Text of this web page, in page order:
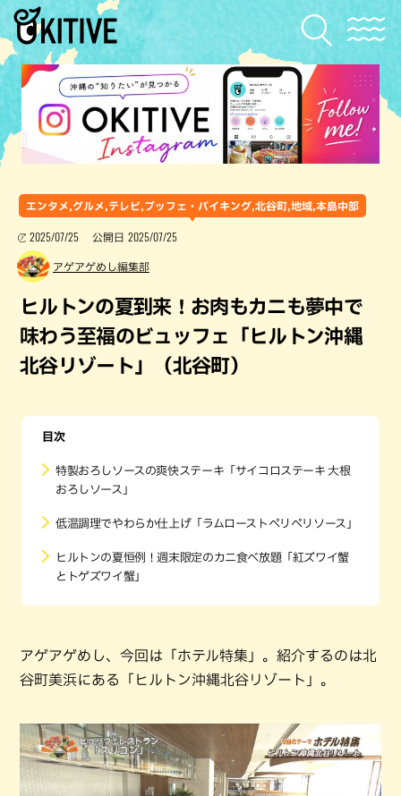
エンタメ,グルメ,テレビ,ブッフェ・バイキング,北谷町,地域,本島中部
2025/07/25 公開日 2025/07/25
アゲアゲめし編集部
ヒルトンの夏到来！お肉もカニも夢中で
味わう至福のビュッフェ「ヒルトン沖縄
北谷リゾート」（北谷町）
目次
特製おろしソースの爽快ステーキ「サイコロステーキ 大根
おろしソース」
低温調理でやわらか仕上げ「ラムローストペリペリソース」
ヒルトンの夏恒例！週末限定のカニ食べ放題「紅ズワイ蟹
とトゲズワイ蟹」
アゲアゲめし、今回は「ホテル特集」。紹介するのは北
谷町美浜にある「ヒルトン沖縄北谷リゾート」。